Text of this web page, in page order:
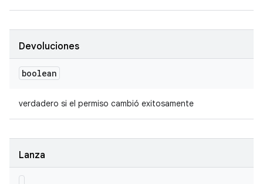
Devoluciones
boolean
verdadero si el permiso cambió exitosamente
Lanza